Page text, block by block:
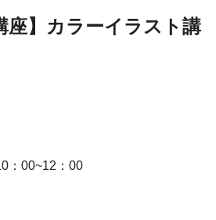
座】カラーイラスト講
：00~12：00